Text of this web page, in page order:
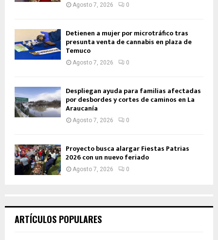
Agosto 7, 2026 0
Detienen a mujer por microtráfico tras
presunta venta de cannabis en plaza de
Temuco
Agosto 7, 2026 0
Despliegan ayuda para familias afectadas
por desbordes y cortes de caminos en La
Araucanía
Agosto 7, 2026 0
Proyecto busca alargar Fiestas Patrias
2026 con un nuevo feriado
Agosto 7, 2026 0
ARTÍCULOS POPULARES